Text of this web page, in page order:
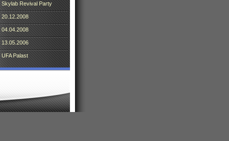
Skylab Revival Party
20.12.2008
04.04.2008
13.05.2006
UFA Palast